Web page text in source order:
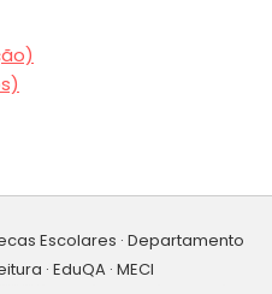
Escolares · Departamento
· EduQA · MECI